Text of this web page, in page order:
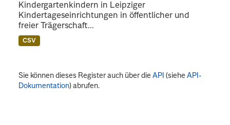
Kindergartenkindern in Leipziger
Kindertageseinrichtungen in öffentlicher und
freier Trägerschaft...
CSV
Sie können dieses Register auch über dieAPI (sieheAPI-
Dokumentation) abrufen.